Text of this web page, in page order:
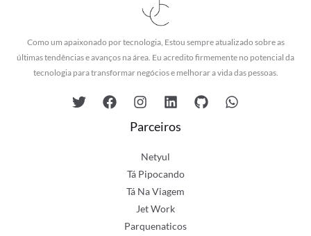
Como um apaixonado por tecnologia, Estou sempre atualizado sobre as
últimas tendências e avanços na área. Eu acredito firmemente no potencial da
tecnologia para transformar negócios e melhorar a vida das pessoas.
Parceiros
Netyul
Tá Pipocando
Tá Na Viagem
Jet Work
Parquenaticos